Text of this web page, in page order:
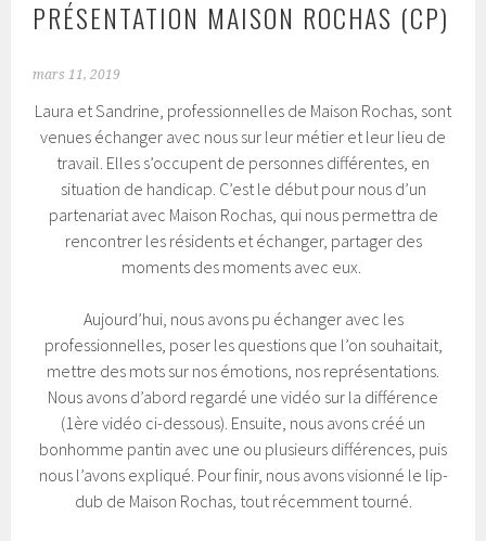
PRÉSENTATION MAISON ROCHAS (CP)
mars 11, 2019
Laura et Sandrine, professionnelles de Maison Rochas, sont
venues échanger avec nous sur leur métier et leur lieu de
travail. Elles s’occupent de personnes différentes, en
situation de handicap. C’est le début pour nous d’un
partenariat avec Maison Rochas, qui nous permettra de
rencontrer les résidents et échanger, partager des
moments des moments avec eux.
Aujourd’hui, nous avons pu échanger avec les
professionnelles, poser les questions que l’on souhaitait,
mettre des mots sur nos émotions, nos représentations.
Nous avons d’abord regardé une vidéo sur la différence
(1ère vidéo ci-dessous). Ensuite, nous avons créé un
bonhomme pantin avec une ou plusieurs différences, puis
nous l’avons expliqué. Pour finir, nous avons visionné le lip-
dub de Maison Rochas, tout récemment tourné.